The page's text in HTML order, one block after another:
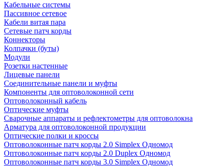
Кабельные системы
Пассивное сетевое
Кабели витая пара
Сетевые патч корды
Коннекторы
Колпачки (буты)
Модули
Розетки настенные
Лицевые панели
Соединительные панели и муфты
Компоненты для оптоволоконной сети
Оптоволоконный кабель
Оптические муфты
Сварочные аппараты и рефлектометры для оптоволокна
Арматура для оптоволоконной продукции
Оптические полки и кроссы
Оптоволоконные патч корды 2.0 Simplex Одномод
Оптоволоконные патч корды 2.0 Duplex Одномод
Оптоволоконные патч корды 3.0 Simplex Одномод